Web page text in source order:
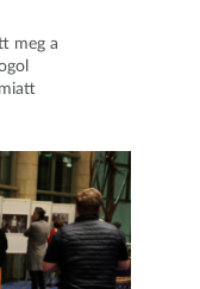
meg a